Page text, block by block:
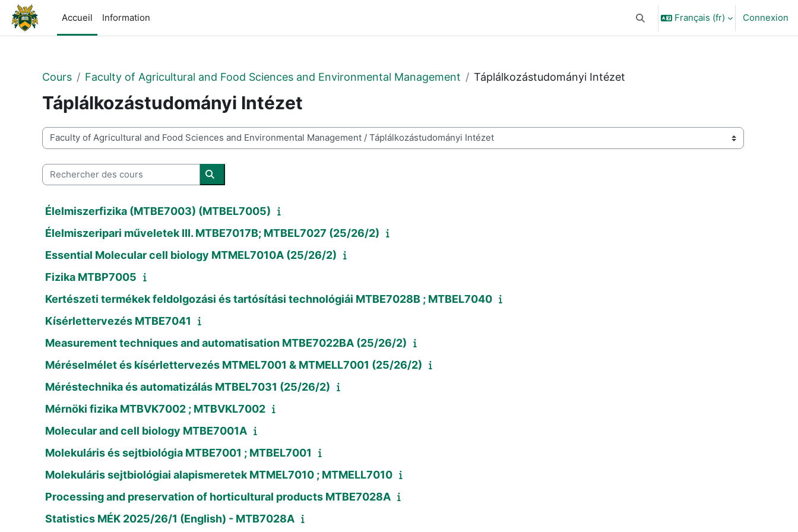
Passer au contenu principal
Accueil
Information Activer/désactiver la saisie de
Français ‎(fr)‎ Connexion
Cours Faculty of Agricultural and Food Sciences and Environmental Management Táplálkozástudományi Intézet
Táplálkozástudományi Intézet
Catégories de cours
Rechercher des cours
Rechercher des cours
Élelmiszerfizika (MTBE7003) (MTBEL7005)
Élelmiszeripari műveletek III. MTBE7017B; MTBEL7027 (25/26/2)
Essential Molecular cell biology MTMEL7010A (25/26/2)
Fizika MTBP7005
Kertészeti termékek feldolgozási és tartósítási technológiái MTBE7028B ; MTBEL7040
Kísérlettervezés MTBE7041
Measurement techniques and automatisation MTBE7022BA (25/26/2)
Méréselmélet és kísérlettervezés MTMEL7001 & MTMELL7001 (25/26/2)
Méréstechnika és automatizálás MTBEL7031 (25/26/2)
Mérnöki fizika MTBVK7002 ; MTBVKL7002
Molecular and cell biology MTBE7001A
Molekuláris és sejtbiológia MTBE7001 ; MTBEL7001
Molekuláris sejtbiológiai alapismeretek MTMEL7010 ; MTMELL7010
Processing and preservation of horticultural products MTBE7028A
Statistics MÉK 2025/26/1 (English) - MTB7028A